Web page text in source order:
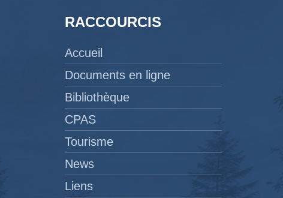
RACCOURCIS
Accueil
Documents en ligne
Bibliothèque
CPAS
Tourisme
News
Liens